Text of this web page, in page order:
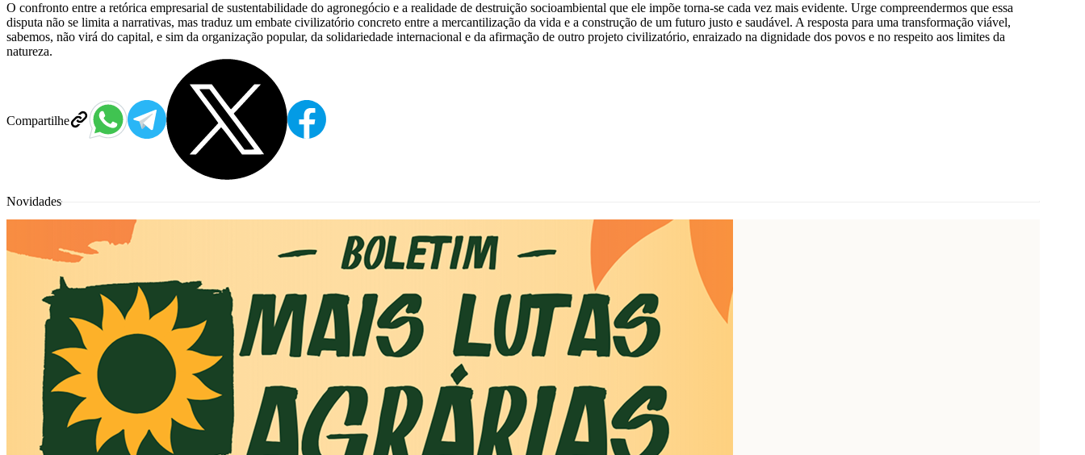
Compartilhe
O confronto entre a retórica empresarial de sustentabilidade do agronegócio e a realidade de destruição socioambiental que ele impõe torna-se cada vez mais evidente. Urge compreendermos que essa
disputa não se limita a narrativas, mas traduz um embate civilizatório concreto entre a mercantilização da vida e a construção de um futuro justo e saudável. A resposta para uma transformação viável,
sabemos, não virá do capital, e sim da organização popular, da solidariedade internacional e da afirmação de outro projeto civilizatório, enraizado na dignidade dos povos e no respeito aos limites da
natureza.
Novidades